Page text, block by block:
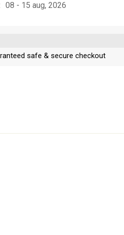
08 - 15 aug, 2026
safe & secure checkout